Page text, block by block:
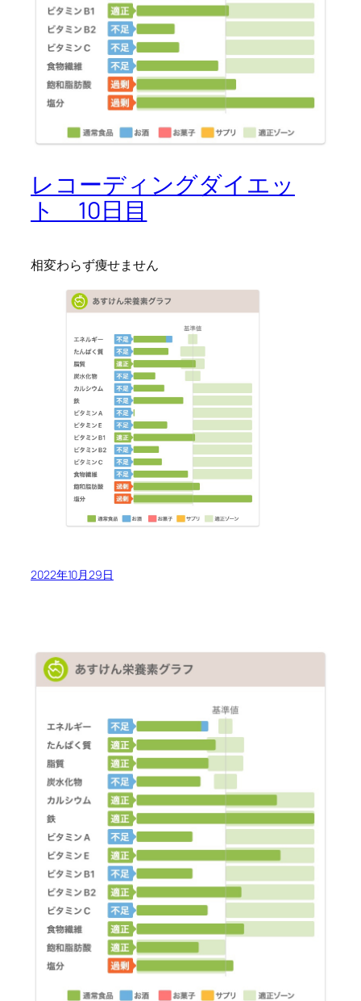
レコーディングダイエッ
ト 10日目
相変わらず痩せません
2022年10月29日